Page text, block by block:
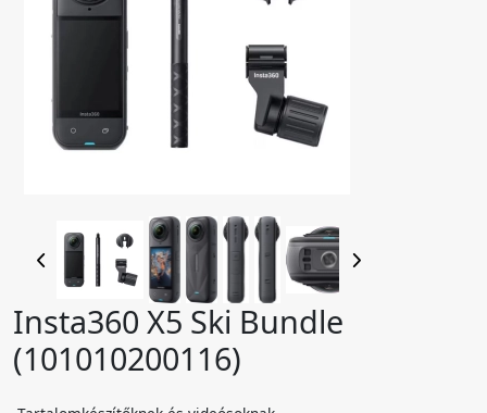
Insta360 X5 Ski Bundle
(101010200116)